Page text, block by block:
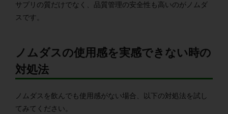
サプリの質だけでなく、品質管理の安全性も高いのがノムダ
スです。
ノムダスの使用感を実感できない時の
対処法
ノムダスを飲んでも使用感がない場合、以下の対処法を試し
てみてください。